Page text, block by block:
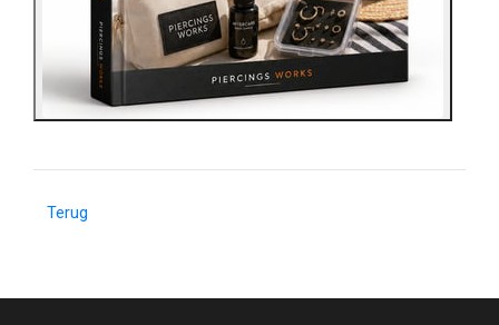
Terug